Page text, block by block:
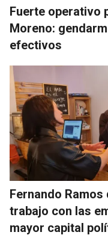
Fuerte operativo
Moreno:
efectivos
Fernando Ramos
trabajo con las
mayor capital